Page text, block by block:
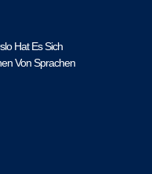
Hat Es Sich
Von Sprachen